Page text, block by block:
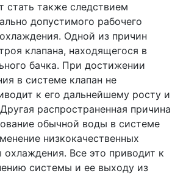
стать также следствием
допустимого рабочего
Одной из причин
клапана, находящегося в
бачка. При достижении
в системе клапан не
к его дальнейшему росту и
распространенная причина
обычной воды в системе
низкокачественных
Все это приводит к
системы и ее выходу из